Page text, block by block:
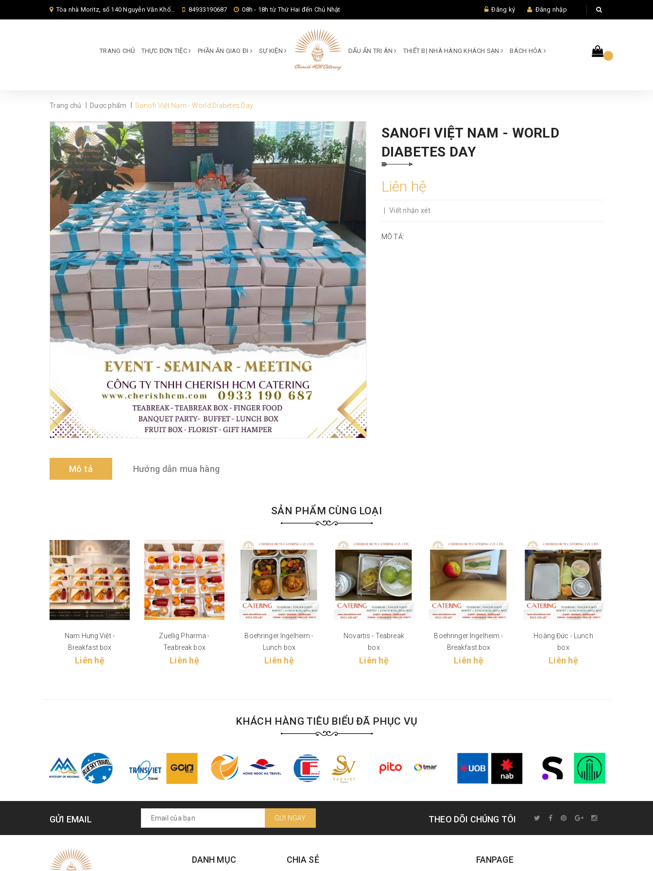
Tòa nhà Moritz, số 140 Nguyễn Văn Khối, Phường Thông Tây Hội, Thành phố Hồ Chí Minh, TP Hồ Chí Minh, 84933190687 08h - 18h từ Thứ Hai đến Chủ Nhật Đăng ký Đăng nhập
TRANG CHỦ THỰC ĐƠN TIỆC PHẦN ĂN GIAO ĐI SỰ KIỆN DẤU ẤN TRI ÂN THIẾT BỊ NHÀ HÀNG KHÁCH SẠN BÁCH HÓA
Trang chủ Dược phẩm Sanofi Việt Nam - World Diabetes Day
SANOFI VIỆT NAM - WORLD
DIABETES DAY
Liên hệ
Viết nhận xét
MÔ TẢ:
Mô tả Hướng dẫn mua hàng
SẢN PHẨM CÙNG LOẠI
Nam Hưng Việt -
Breakfast box
Liên hệ
Zuellig Pharma -
Teabreak box
Liên hệ
Boehringer Ingelheim -
Lunch box
Liên hệ
Novartis - Teabreak
box
Liên hệ
Boehringer Ingelheim -
Breakfast box
Liên hệ
Hoàng Đức - Lunch
box
Liên hệ
KHÁCH HÀNG TIÊU BIỂU ĐÃ PHỤC VỤ
GỬI EMAIL GỬI NGAY THEO DÕI CHÚNG TÔI
DANH MỤC CHIA SẺ FANPAGE